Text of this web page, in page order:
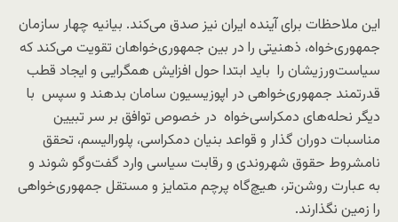
این ملاحظات برای آینده ایران نیز صدق می‌کند. بیانیه چهار سازمان
جمهوری‌خواه، ذهنیتی را در بین جمهوری‌خواهان تقویت می‌کند که
سیاست‌ورزیشان را باید ابتدا حول افزایش همگرایی و ایجاد قطب
قدرتمند جمهوری‌خواهی در اپوزیسیون سامان بدهند و سپس با
دیگر نحله‌های دمکراسی‌خواه در خصوص توافق بر سر تبیین
مناسبات دوران گذار و قواعد بنیان دمکراسی، پلورالیسم، تحقق
نامشروط حقوق شهروندی و رقابت سیاسی وارد گفت‌وگو شوند و
به عبارت روشن‌تر، هیچ‌گاه پرچم متمایز و مستقل جمهوری‌خواهی
را زمین نگذارند.